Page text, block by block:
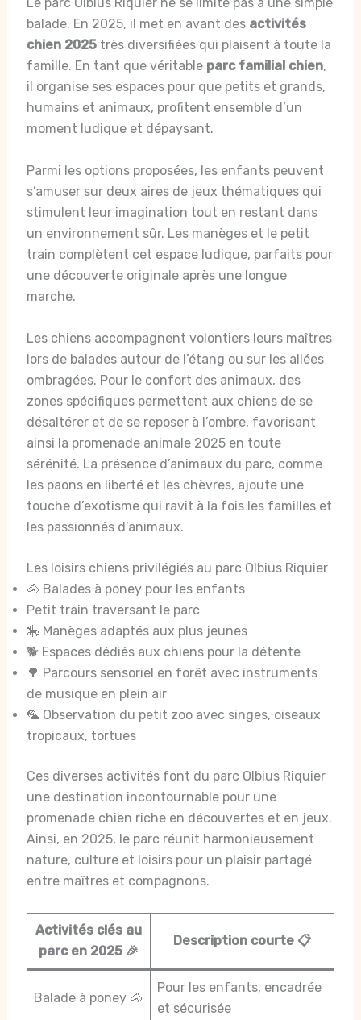
Le parc Olbius Riquier ne se limite pas à une simple
balade. En 2025, il met en avant des activités
chien 2025très diversifiées qui plaisent à toute la
famille. En tant que véritable parc familial chien,
il organise ses espaces pour que petits et grands,
humains et animaux, profitent ensemble d’un
moment ludique et dépaysant.
Parmi les options proposées, les enfants peuvent
s’amuser sur deux aires de jeux thématiques qui
stimulent leur imagination tout en restant dans
un environnement sûr. Les manèges et le petit
train complètent cet espace ludique, parfaits pour
une découverte originale après une longue
marche.
Les chiens accompagnent volontiers leurs maîtres
lors de balades autour de l’étang ou sur les allées
ombragées. Pour le confort des animaux, des
zones spécifiques permettent aux chiens de se
désaltérer et de se reposer à l’ombre, favorisant
ainsi la promenade animale 2025 en toute
sérénité. La présence d’animaux du parc, comme
les paons en liberté et les chèvres, ajoute une
touche d’exotisme qui ravit à la fois les familles et
les passionnés d’animaux.
Les loisirs chiens privilégiés au parc Olbius Riquier
🐴 Balades à poney pour les enfants
Petit train traversant le parc
🎠 Manèges adaptés aux plus jeunes
🐕 Espaces dédiés aux chiens pour la détente
🌳 Parcours sensoriel en forêt avec instruments
de musique en plein air
🦜 Observation du petit zoo avec singes, oiseaux
tropicaux, tortues
Ces diverses activités font du parc Olbius Riquier
une destination incontournable pour une
promenade chien riche en découvertes et en jeux.
Ainsi, en 2025, le parc réunit harmonieusement
nature, culture et loisirs pour un plaisir partagé
entre maîtres et compagnons.
Activités clés au
parc en 2025 🎉
Description courte 📋
Balade à poney 🐴
Pour les enfants, encadrée
et sécurisée